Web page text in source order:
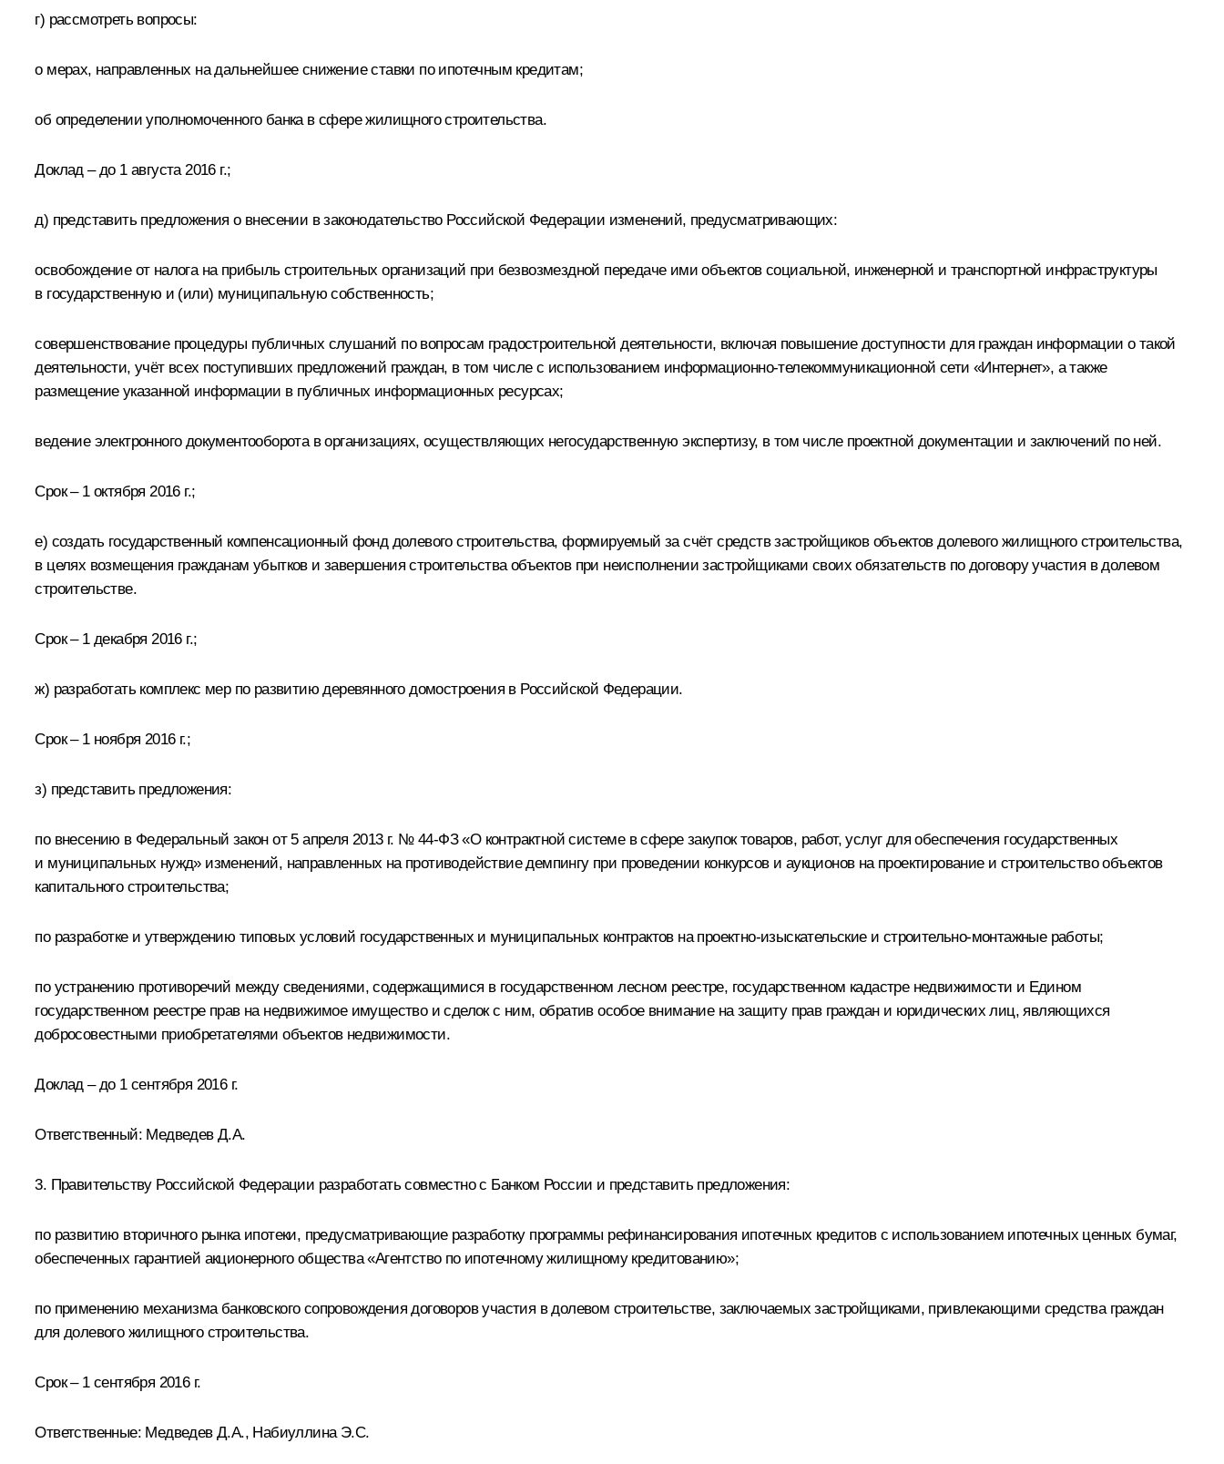
г) рассмотреть вопросы:
о мерах, направленных на дальнейшее снижение ставки по ипотечным кредитам;
об определении уполномоченного банка в сфере жилищного строительства.
Доклад – до 1 августа 2016 г.;
д) представить предложения о внесении в законодательство Российской Федерации изменений, предусматривающих:
освобождение от налога на прибыль строительных организаций при безвозмездной передаче ими объектов социальной, инженерной и транспортной инфраструктуры
в государственную и (или) муниципальную собственность;
совершенствование процедуры публичных слушаний по вопросам градостроительной деятельности, включая повышение доступности для граждан информации о такой
деятельности, учёт всех поступивших предложений граждан, в том числе с использованием информационно-телекоммуникационной сети «Интернет», а также
размещение указанной информации в публичных информационных ресурсах;
ведение электронного документооборота в организациях, осуществляющих негосударственную экспертизу, в том числе проектной документации и заключений по ней.
Срок – 1 октября 2016 г.;
е) создать государственный компенсационный фонд долевого строительства, формируемый за счёт средств застройщиков объектов долевого жилищного строительства,
в целях возмещения гражданам убытков и завершения строительства объектов при неисполнении застройщиками своих обязательств по договору участия в долевом
строительстве.
Срок – 1 декабря 2016 г.;
ж) разработать комплекс мер по развитию деревянного домостроения в Российской Федерации.
Срок – 1 ноября 2016 г.;
з) представить предложения:
по внесению в Федеральный закон от 5 апреля 2013 г. № 44-ФЗ «О контрактной системе в сфере закупок товаров, работ, услуг для обеспечения государственных
и муниципальных нужд» изменений, направленных на противодействие демпингу при проведении конкурсов и аукционов на проектирование и строительство объектов
капитального строительства;
по разработке и утверждению типовых условий государственных и муниципальных контрактов на проектно-изыскательские и строительно-монтажные работы;
по устранению противоречий между сведениями, содержащимися в государственном лесном реестре, государственном кадастре недвижимости и Едином
государственном реестре прав на недвижимое имущество и сделок с ним, обратив особое внимание на защиту прав граждан и юридических лиц, являющихся
добросовестными приобретателями объектов недвижимости.
Доклад – до 1 сентября 2016 г.
Ответственный: Медведев Д.А.
3. Правительству Российской Федерации разработать совместно с Банком России и представить предложения:
по развитию вторичного рынка ипотеки, предусматривающие разработку программы рефинансирования ипотечных кредитов с использованием ипотечных ценных бумаг,
обеспеченных гарантией акционерного общества «Агентство по ипотечному жилищному кредитованию»;
по применению механизма банковского сопровождения договоров участия в долевом строительстве, заключаемых застройщиками, привлекающими средства граждан
для долевого жилищного строительства.
Срок – 1 сентября 2016 г.
Ответственные: Медведев Д.А., Набиуллина Э.С.